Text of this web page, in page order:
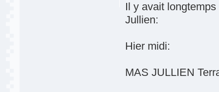
Il y avait
Jullien:
Hier midi:
MAS JULLIEN